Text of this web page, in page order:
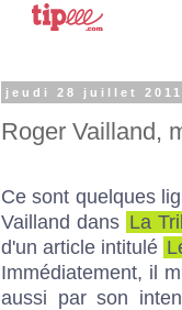
jeudi 28 juillet 2011
Roger Vailland,
Ce sont quelques
Vailland dans La
d'un article intitulé
Immédiatement, il
aussi par son